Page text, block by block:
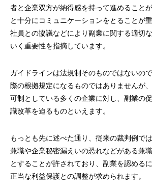
者と企業双方が納得感を持って進めること
と十分にコミュニケーションをとることが
社員との協議などにより副業に関する適切
いく重要性を指摘しています。
ガイドラインは法規制そのものではないの
際の根拠規定になるものではありませんが
可制としている多くの企業に対し、副業の
識改革を迫るものといえます。
もっとも先に述べた通り、従来の裁判例で
兼職や企業秘密漏えいの恐れなどがある兼
とすることが許されており、副業を認める
正当な利益保護との調整が求められます。